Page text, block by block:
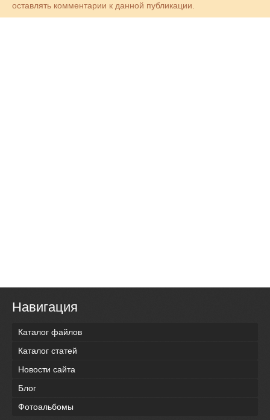
оставлять комментарии к данной публикации.
Навигация
Каталог файлов
Каталог статей
Новости сайта
Блог
Фотоальбомы